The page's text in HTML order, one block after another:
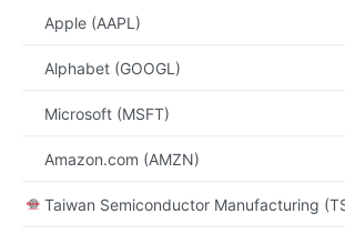
Apple (AAPL)
Alphabet (GOOGL)
Microsoft (MSFT)
Amazon.com (AMZN)
Taiwan Semiconductor Manufacturing